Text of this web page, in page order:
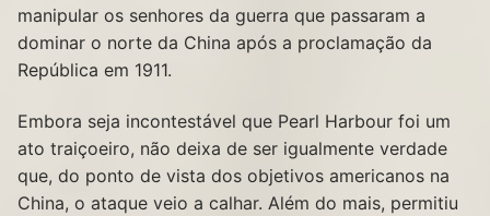
manipular os senhores da guerra que passaram a
dominar o norte da China após a proclamação da
República em 1911.
Embora seja incontestável que Pearl Harbour foi um
ato traiçoeiro, não deixa de ser igualmente verdade
que, do ponto de vista dos objetivos americanos na
China, o ataque veio a calhar. Além do mais, permitiu